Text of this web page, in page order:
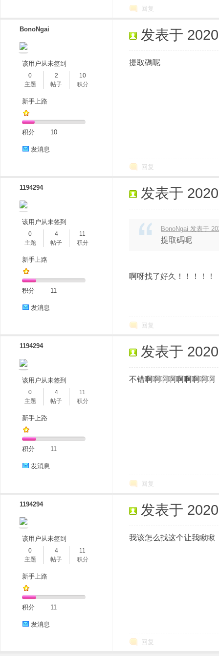
回复
BonoNgai
该用户从未签到
0
主题
2
帖子
10
积分
新手上路
积分 10
发消息
发表于
提取碼呢
回复
1194294
该用户从未签到
0
主题
4
帖子
11
积分
新手上路
积分 11
发消息
发表于
BonoNgai 发表于
提取碼呢
啊呀找了好久！！！！！
回复
1194294
该用户从未签到
0
主题
4
帖子
11
积分
新手上路
积分 11
发消息
发表于
不错啊啊啊啊啊啊啊啊啊
回复
1194294
该用户从未签到
0
主题
4
帖子
11
积分
新手上路
积分 11
发消息
发表于
我该怎么找这个让我瞅瞅
回复